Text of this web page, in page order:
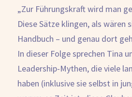
„Zur Führungskraft wird man
Diese Sätze klingen, als wären
Handbuch – und genau dort
In dieser Folge sprechen Tina
Leadership-Mythen, die viele
haben (inklusive sie selbst in